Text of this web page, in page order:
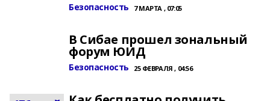
Безопасность 7 МАРТА , 07:05
В Сибае прошел зональный
форум ЮИД
Безопасность 25 ФЕВРАЛЯ , 04:56